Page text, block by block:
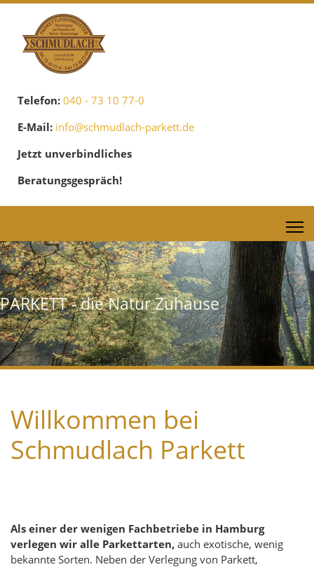
Telefon: 040 - 73 10 77-0
E-Mail: info@schmudlach-parkett.de
Jetzt unverbindliches
Beratungsgespräch!
PARKETT - die Natur Zuhause
Willkommen bei
Schmudlach Parkett
Als einer der wenigen Fachbetriebe in Hamburg
verlegen wir alle Parkettarten, auch exotische, wenig
bekannte Sorten. Neben der Verlegung von Parkett,